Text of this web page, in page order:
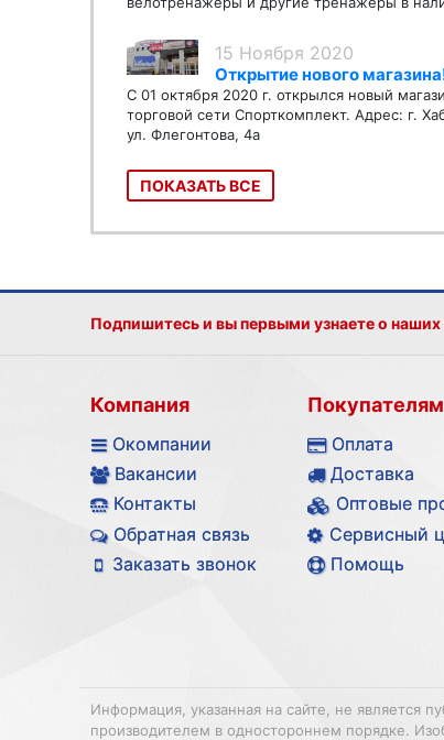
15 Ноября 2020
Открытие нового
С 01 октября 2020 г. открылся новый
торговой сети Спорткомплект. Адрес: г.
ул. Флегонтова, 4а
ПОКАЗАТЬ ВСЕ
Подпишитесь и вы первыми узнаете о наших
Компания
Окомпании
Вакансии
Контакты
Обратная связь
Заказать звонок
Покупателям
Оплата
Доставка
Оптовые
Сервисный
Помощь
Информация, указанная на сайте, не является
производителем в одностороннем порядке.